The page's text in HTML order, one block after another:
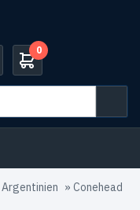
0
Argentinien » Conehead